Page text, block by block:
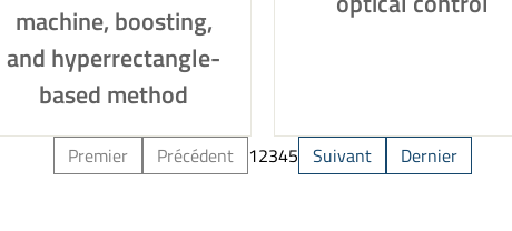
machine, boosting,
and hyperrectangle-
based method
Premier Précédent 12345 Suivant Dernier